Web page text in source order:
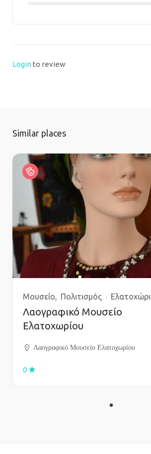
Loginto review
Similar places
Μουσείο Πολιτισμός Ελατοχώρι
Λαογραφικό Μουσείο
Ελατοχωρίου
Λαογραφικό Μουσείο Ελατοχωρίου
0